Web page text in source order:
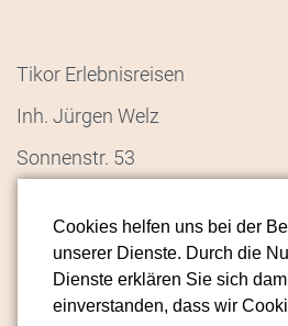
Cookies helfen uns bei der
unserer Dienste. Durch die
Dienste erklären Sie sich
einverstanden, dass wir
Tikor Erlebnisreisen
Inh. Jürgen Welz
Sonnenstr. 53
info(at)tikor.de